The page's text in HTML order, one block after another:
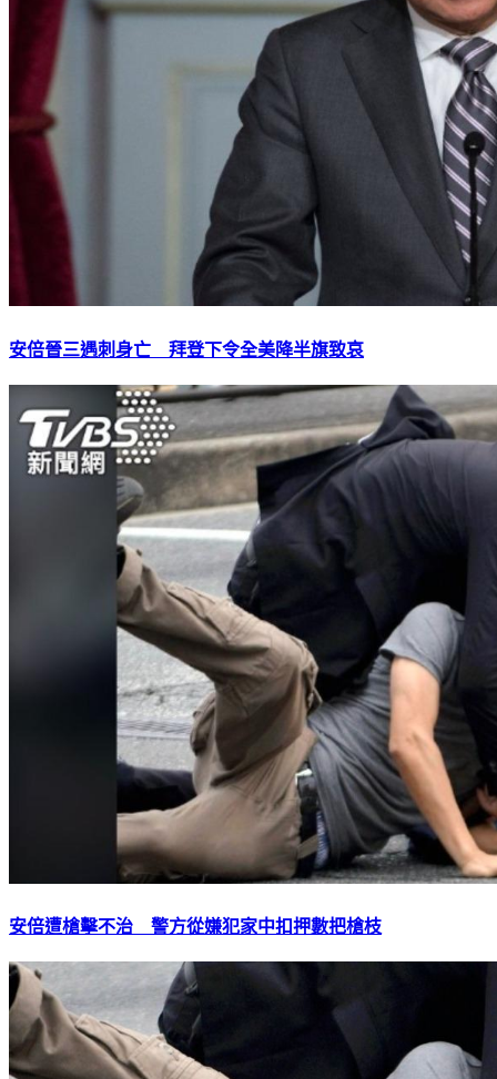
安倍晉三遇刺身亡 拜登下令全美降半旗致哀
安倍遭槍擊不治 警方從嫌犯家中扣押數把槍枝